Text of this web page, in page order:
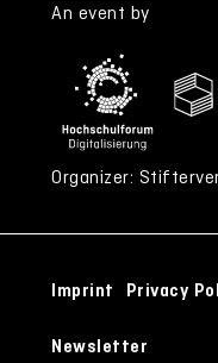
An event by
Organizer:
Imprint Privacy
Newsletter